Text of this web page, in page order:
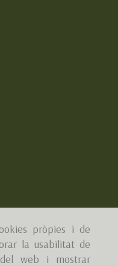
pròpies i de
la usabilitat de
web i mostrar